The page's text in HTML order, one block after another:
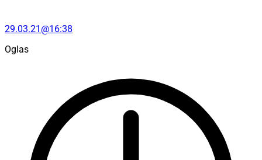
29.03.21@16:38
Oglas